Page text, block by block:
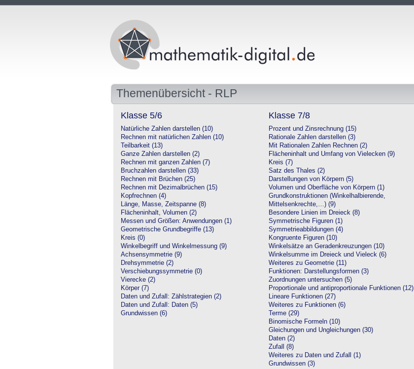
Themenübersicht - RLP
Klasse 5/6
Natürliche Zahlen darstellen (10)
Rechnen mit natürlichen Zahlen (10)
Teilbarkeit (13)
Ganze Zahlen darstellen (2)
Rechnen mit ganzen Zahlen (7)
Bruchzahlen darstellen (33)
Rechnen mit Brüchen (25)
Rechnen mit Dezimalbrüchen (15)
Kopfrechnen (4)
Länge, Masse, Zeitspanne (8)
Flächeninhalt, Volumen (2)
Messen und Größen: Anwendungen (1)
Geometrische Grundbegriffe (13)
Kreis (0)
Winkelbegriff und Winkelmessung (9)
Achsensymmetrie (9)
Drehsymmetrie (2)
Verschiebungssymmetrie (0)
Vierecke (2)
Körper (7)
Daten und Zufall: Zählstrategien (2)
Daten und Zufall: Daten (5)
Grundwissen (6)
Klasse 7/8
Prozent und Zinsrechnung (15)
Rationale Zahlen darstellen (3)
Mit Rationalen Zahlen Rechnen (2)
Flächeninhalt und Umfang von Vielecken (9)
Kreis (7)
Satz des Thales (2)
Darstellungen von Körpern (5)
Volumen und Oberfläche von Körpern (1)
Grundkonstruktionen (Winkelhalbierende,
Mittelsenkrechte,…) (9)
Besondere Linien im Dreieck (8)
Symmetrische Figuren (1)
Symmetrieabbildungen (4)
Kongruente Figuren (10)
Winkelsätze an Geradenkreuzungen (10)
Winkelsumme im Dreieck und Vieleck (6)
Weiteres zu Geometrie (11)
Funktionen: Darstellungsformen (3)
Zuordnungen untersuchen (5)
Proportionale und antiproportionale Funktionen (12)
Lineare Funktionen (27)
Weiteres zu Funktionen (6)
Terme (29)
Binomische Formeln (10)
Gleichungen und Ungleichungen (30)
Daten (2)
Zufall (8)
Weiteres zu Daten und Zufall (1)
Grundwissen (3)